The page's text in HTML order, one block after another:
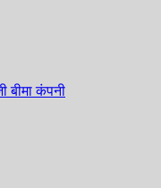
बीमा कंपनी